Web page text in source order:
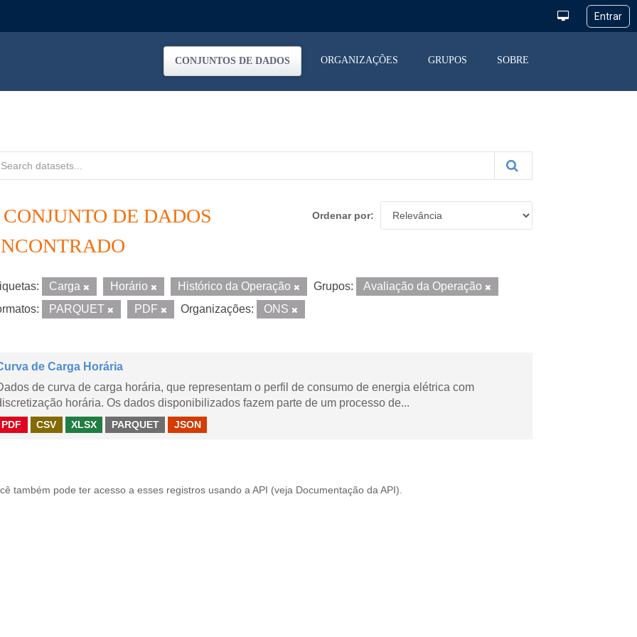
CONJUNTOS DE DADOS ORGANIZAÇÕES GRUPOS SOBRE
Ordenar por
CONJUNTO DE DADOS
Carga Horário Histórico da Operação Grupos:
Avaliação da Operação
PARQUET PDF Organizações: ONS
de Carga Horária
de curva de carga horária, que representam o perfil de consumo de energia elétrica com
horária. Os dados disponibilizados fazem parte de um processo de...
PDF CSV XLSX PARQUET JSON
também pode ter acesso a esses registros usando a API (veja Documentação da API ).